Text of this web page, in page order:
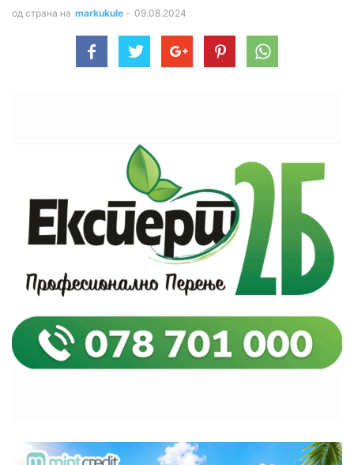
од страна на markukule - 09.08.2024